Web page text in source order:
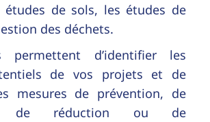
études de sols, les études de
des déchets.
permettent d’identifier les
de vos projets et de
mesures de prévention, de
de réduction ou de